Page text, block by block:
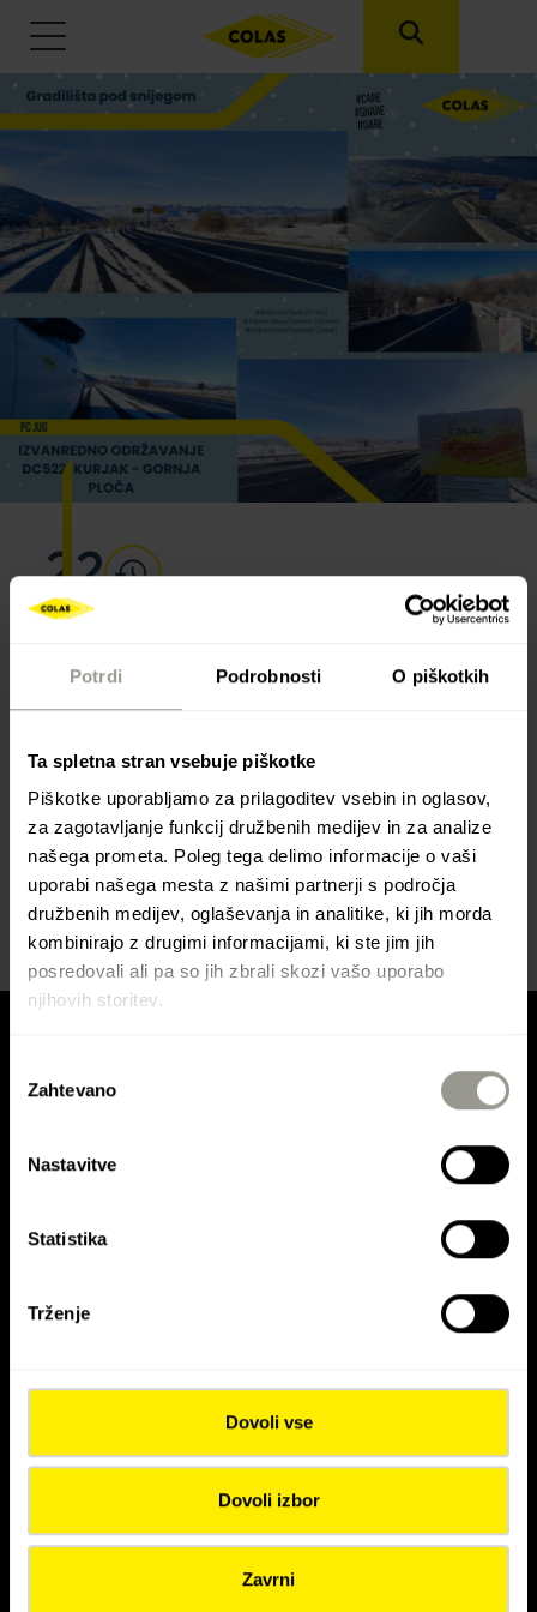
Potrdi Podrobnosti O piškotkih
Ta spletna stran vsebuje piškotke
Piškotke uporabljamo za prilagoditev vsebin in oglasov,
za zagotavljanje funkcij družbenih medijev in za analize
našega prometa. Poleg tega delimo informacije o vaši
uporabi našega mesta z našimi partnerji s področja
družbenih medijev, oglaševanja in analitike, ki jih morda
kombinirajo z drugimi informacijami, ki ste jim jih
posredovali ali pa so jih zbrali skozi vašo uporabo
njihovih storitev.
soglasja
Zahtevano
Nastavitve
Statistika
Trženje
Dovoli vse
Dovoli izbor
Zavrni
Skip to main content
Sneg na gradbišču
22
NOV
❄️Te dni je sneg Hrvaško spremenil v belo ❄️
Lahko si ogledate razglednico iz Ličko-senjske
županije, z gradbišča Kurjak - Gornja Ploča, PC
Jug, Colas Hrvaška.
Colas Hrvaška d.d. je del skupineCOLAS SA